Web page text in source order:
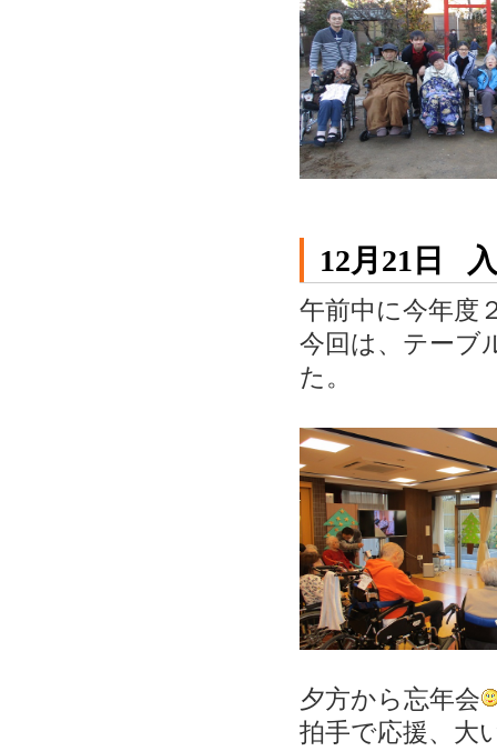
12月21日
午前中に今年度
今回は、テーブ
た。
夕方から忘年会
拍手で応援、大